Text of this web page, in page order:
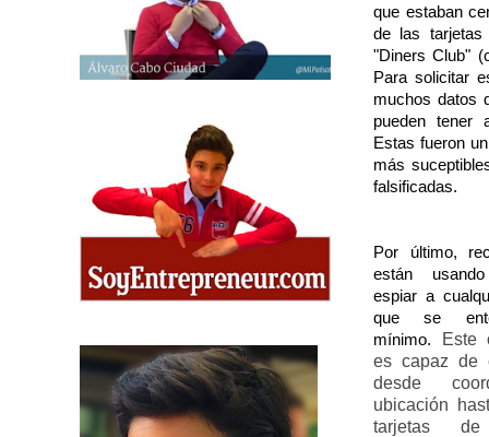
que estaban
de las tarjetas
"Diners Club"
Para solicitar
muchos datos
pueden tener
Estas fueron
más
falsificadas.
Por último,
están
espiar a
que se
mínimo.
Este
es capaz de
desde
ubicación
tarjetas